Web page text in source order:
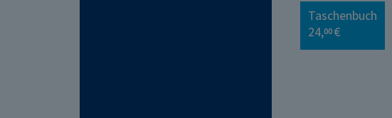
Taschenbuch
24,00 €